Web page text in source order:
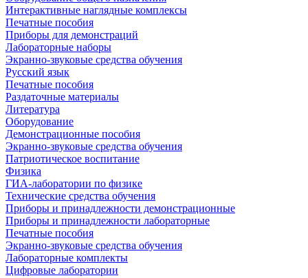
Интерактивные наглядные комплексы
Печатные пособия
Приборы для демонстраций
Лабораторные наборы
Экранно-звуковые средства обучения
Русский язык
Печатные пособия
Раздаточные материалы
Литература
Оборудование
Демонстрационные пособия
Экранно-звуковые средства обучения
Патриотическое воспитание
Физика
ГИА-лаборатории по физике
Технические средства обучения
Приборы и принадлежности демонстрационные
Приборы и принадлежности лабораторные
Печатные пособия
Экранно-звуковые средства обучения
Лабораторные комплекты
Цифровые лаборатории